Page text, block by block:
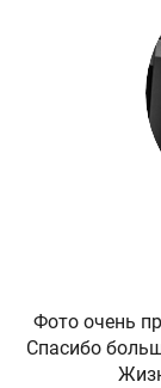
Фото очень
Спасибо